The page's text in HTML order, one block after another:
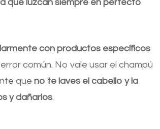
que luzcan siempre en perfecto
con productos específicos
común. No vale usar el champú
que no te laves el cabello y la
y dañarlos.